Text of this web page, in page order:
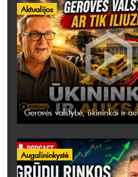
Aktualijos
Gerovės valstybė, ūkininkai ir
Augalininkystė